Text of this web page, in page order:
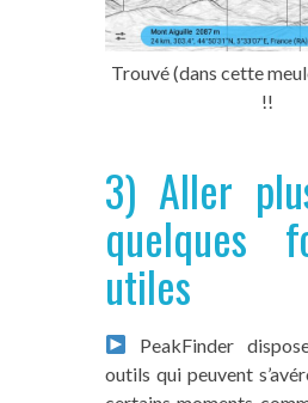
Trouvé (dans cette
!!
3) Aller
quelques
utiles
PeakFinder
outils qui peuvent